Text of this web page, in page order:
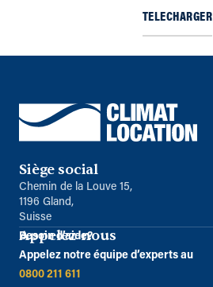
TELECHARGER
Siège social
Chemin de la Louve 15,
1196 Gland,
Suisse
Appelez-nous
Besoin d’aide?
Appelez notre équipe d’experts au
0800 211 611